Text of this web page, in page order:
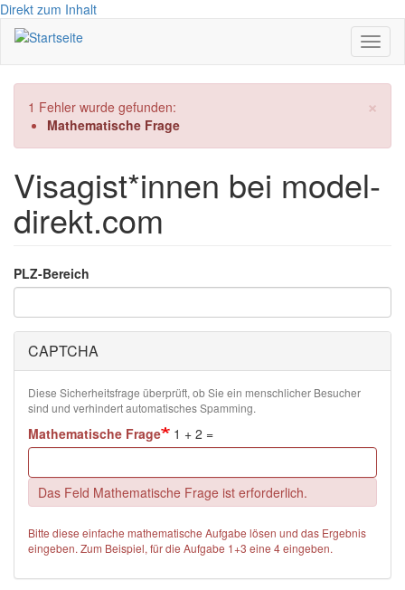
Direkt zum Inhalt
×
Fehlermeldung
1 Fehler wurde gefunden:
Mathematische Frage
Visagist*innen bei model-
direkt.com
PLZ-Bereich
CAPTCHA
Diese Sicherheitsfrage überprüft, ob Sie ein menschlicher Besucher
sind und verhindert automatisches Spamming.
Mathematische Frage 1 + 2 =
Das Feld Mathematische Frage ist erforderlich.
Bitte diese einfache mathematische Aufgabe lösen und das Ergebnis
eingeben. Zum Beispiel, für die Aufgabe 1+3 eine 4 eingeben.